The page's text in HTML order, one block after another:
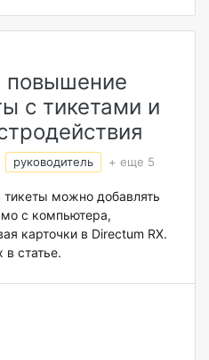
повышение
с тикетами и
руководитель + еще 5
можно добавлять
с компьютера,
карточки в Directum RX.
в статье.